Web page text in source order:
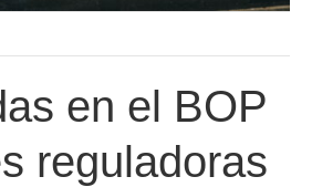
en el BOP
reguladoras